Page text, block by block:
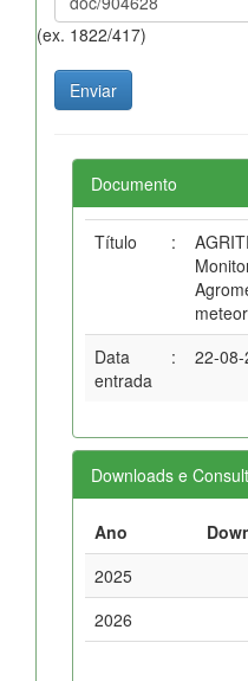
(ex. 1822/417)
Documento
Título :
Data
entrada
: 22-
Downloads e
Ano
2025
2026